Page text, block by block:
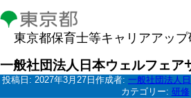
東京都保育士等キャリアアップ
一般社団法人日本ウェルフェア
投稿日: 2027年3月27日 作成者: 一般社団法人
カテゴリー: 研修